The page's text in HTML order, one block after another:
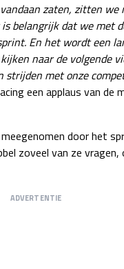
zaten, zitten we
belangrijk dat we met
En het wordt een
naar de volgende
strijden met onze
een applaus van de
door het
zoveel van ze
ADVERTENTIE